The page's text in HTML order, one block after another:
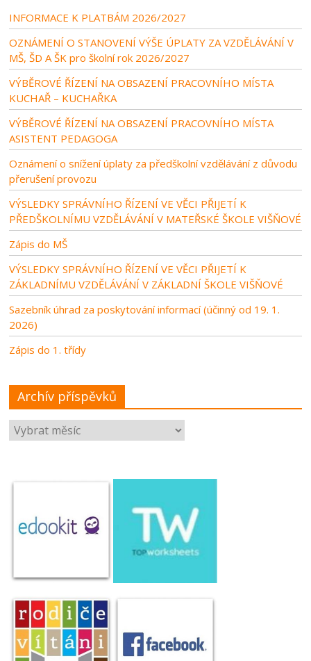
INFORMACE K PLATBÁM 2026/2027
OZNÁMENÍ O STANOVENÍ VÝŠE ÚPLATY ZA VZDĚLÁVÁNÍ V
MŠ, ŠD A ŠK pro školní rok 2026/2027
VÝBĚROVÉ ŘÍZENÍ NA OBSAZENÍ PRACOVNÍHO MÍSTA
KUCHAŘ – KUCHAŘKA
VÝBĚROVÉ ŘÍZENÍ NA OBSAZENÍ PRACOVNÍHO MÍSTA
ASISTENT PEDAGOGA
Oznámení o snížení úplaty za předškolní vzdělávání z důvodu
přerušení provozu
VÝSLEDKY SPRÁVNÍHO ŘÍZENÍ VE VĚCI PŘIJETÍ K
PŘEDŠKOLNÍMU VZDĚLÁVÁNÍ V MATEŘSKÉ ŠKOLE VIŠŇOVÉ
Zápis do MŠ
VÝSLEDKY SPRÁVNÍHO ŘÍZENÍ VE VĚCI PŘIJETÍ K
ZÁKLADNÍMU VZDĚLÁVÁNÍ V ZÁKLADNÍ ŠKOLE VIŠŇOVÉ
Sazebník úhrad za poskytování informací (účinný od 19. 1.
2026)
Zápis do 1. třídy
Archív příspěvků